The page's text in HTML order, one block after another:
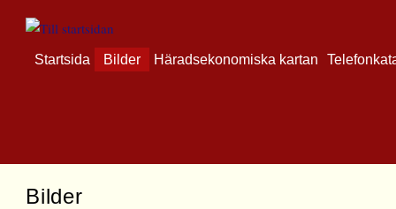
Startsida Bilder Häradsekonomiska kartan
Bilder